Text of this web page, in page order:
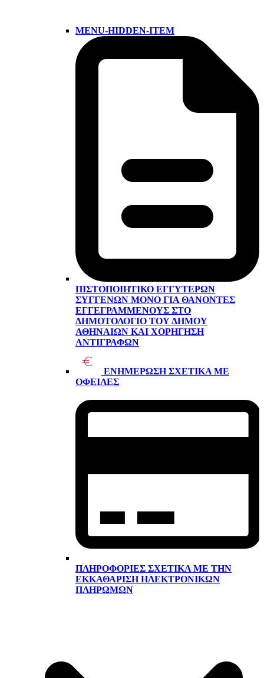
MENU-HIDDEN-ITEM
ΠΙΣΤΟΠΟΙΗΤΙΚΌ ΕΓΓΥΤΈΡΩΝ
ΣΥΓΓΕΝΏΝ ΜΌΝΟ ΓΙΑ ΘΑΝΌΝΤΕΣ
ΕΓΓΕΓΡΑΜΜΈΝΟΥΣ ΣΤΟ
ΔΗΜΟΤΟΛΌΓΙΟ ΤΟΥ ΔΉΜΟΥ
ΑΘΗΝΑΊΩΝ ΚΑΙ ΧΟΡΉΓΗΣΗ
ΑΝΤΙΓΡΆΦΩΝ
ΕΝΗΜΈΡΩΣΗ ΣΧΕΤΙΚΆ ΜΕ
ΟΦΕΙΛΈΣ
ΠΛΗΡΟΦΟΡΊΕΣ ΣΧΕΤΙΚΆ ΜΕ ΤΗΝ
ΕΚΚΑΘΆΡΙΣΗ ΗΛΕΚΤΡΟΝΙΚΏΝ
ΠΛΗΡΩΜΏΝ